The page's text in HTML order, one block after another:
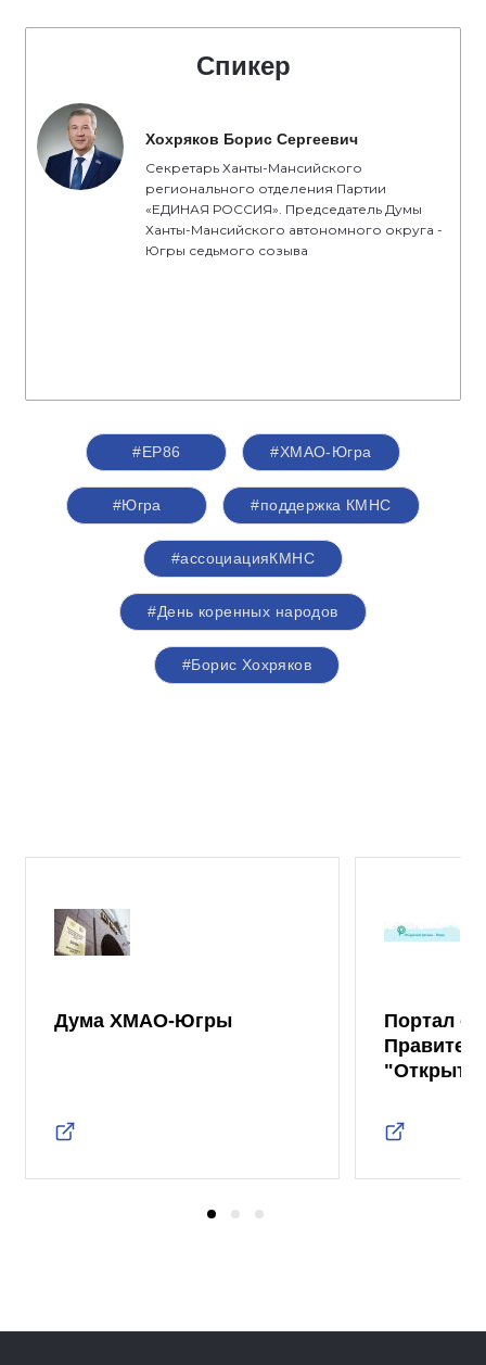
Спикер
Хохряков Борис Сергеевич
Секретарь Ханты-Мансийского
регионального отделения Партии
«ЕДИНАЯ РОССИЯ». Председатель Думы
Ханты-Мансийского автономного округа -
Югры седьмого созыва
#ЕР86 #ХМАО-Югра
#Югра #поддержка КМНС
#ассоциацияКМНС
#День коренных народов
#Борис Хохряков
Дума ХМАО-Югры
Портал